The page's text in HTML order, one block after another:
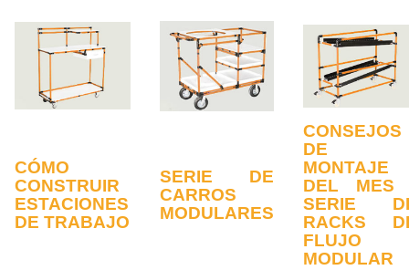
CÓMO
CONSTRUIR
ESTACIONES
DE TRABAJO
SERIE DE
CARROS
MODULARES
CONSEJOS
DE
MONTAJE
DEL MES
SERIE
RACKS
FLUJO
MODULAR